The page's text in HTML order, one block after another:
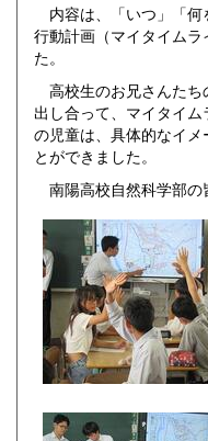
内容は、「いつ」「何
行動計画（マイタイム
た。
高校生のお兄さんたち
出し合って、マイタイ
の児童は、具体的なイ
とができました。
南陽高校自然科学部の